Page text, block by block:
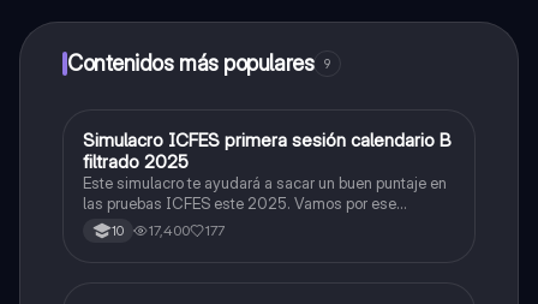
a determinadas funciones.
Contenidos más populares 9
ICFES: Matemáticas
Simulacro ICFES primera sesión calendario B
filtrado 2025
Este simulacro te ayudará a sacar un buen puntaje en
las pruebas ICFES este 2025. Vamos por ese
500/500. Y poder ser admitido en la universidad que
quieras, estudiar la carrera que quieres y no la que te
10 17,400 177